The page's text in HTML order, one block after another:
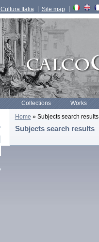
Cultura Italia Site map
Collections Works
Home » Subjects search results
Subjects search results